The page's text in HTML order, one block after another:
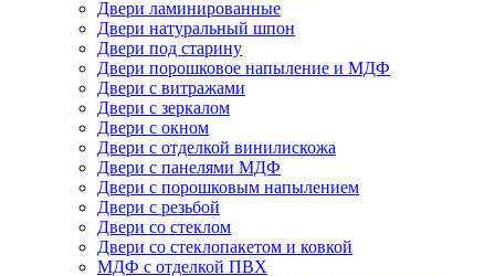
Двери ламинированные
Двери натуральный шпон
Двери под старину
Двери порошковое напыление и МДФ
Двери с витражами
Двери с зеркалом
Двери с окном
Двери с отделкой винилискожа
Двери с панелями МДФ
Двери с порошковым напылением
Двери с резьбой
Двери со стеклом
Двери со стеклопакетом и ковкой
МДФ с отделкой ПВХ